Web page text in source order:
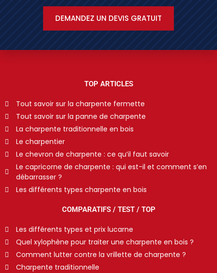
DEMANDEZ UN DEVIS GRATUIT
TOP ARTICLES
Tout savoir sur la charpente fermette
Tout savoir sur la panne de charpente
La charpente traditionnelle en bois
Le charpentier
Le chevron de charpente : ce qu’il faut savoir
Le capricorne de charpente : qui est-il et comment s’en
débarrasser ?
Les différents types charpente en bois
COMPARATIFS / TEST / TOP
Les différents types et prix lucarne
Quel xylophène pour traiter une charpente en bois ?
Comment lutter contre la vrillette de charpente ?
Charpente traditionnelle